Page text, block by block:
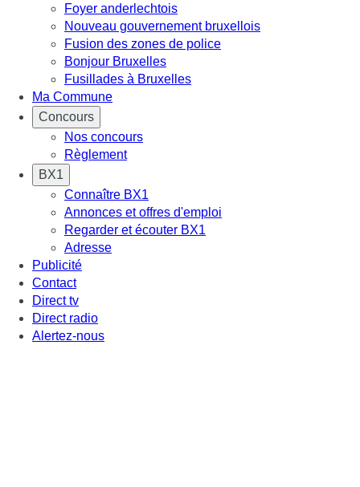
Foyer anderlechtois
Nouveau gouvernement bruxellois
Fusion des zones de police
Bonjour Bruxelles
Fusillades à Bruxelles
Ma Commune
Concours
Nos concours
Règlement
BX1
Connaître BX1
Annonces et offres d'emploi
Regarder et écouter BX1
Adresse
Publicité
Contact
Direct tv
Direct radio
Alertez-nous